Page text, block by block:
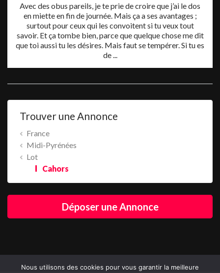
Avec des obus pareils, je te prie de croire que j’ai le dos
en miette en fin de journée. Mais ça a ses avantages ;
surtout pour ceux qui les convoitent si tu veux tout
savoir. Et ça tombe bien, parce que quelque chose me dit
que toi aussi tu les désires. Mais faut se tempérer. Si tu es
de ...
Trouver une Annonce
France
Midi-Pyrénées
Lot
Cahors
Déposer une Annonce
Nous utilisons des cookies pour vous garantir la meilleure